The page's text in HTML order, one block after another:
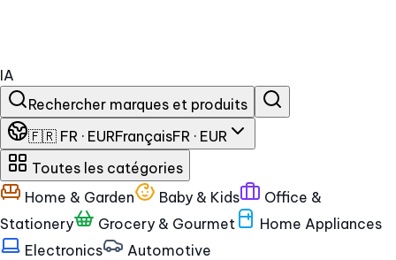
IA
Rechercher marques et produits
🇫🇷 FR · EURFrançaisFR · EUR
Toutes les catégories
Home & Garden
Baby & Kids
Office &
Stationery
Grocery & Gourmet
Home Appliances
Electronics
Automotive